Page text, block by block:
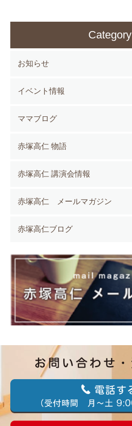
Category
お知らせ
イベント情報
ママブログ
赤塚高仁 物語
赤塚高仁 講演会情報
赤塚高仁 メールマガジン
赤塚高仁ブログ